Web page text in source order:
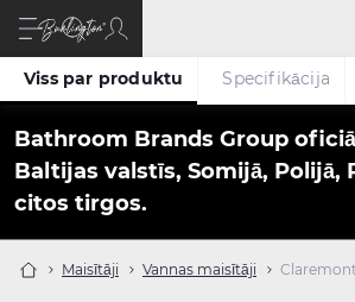
Bathroom Brands Group
Baltijas valstīs, Somijā, Polijā,
citos tirgos.
Maisītāji Vannas maisītāji
Viss par produktu Specifikācija